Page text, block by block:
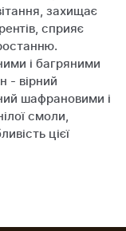
захищає
сприяє
і багряними
- вірний
шафрановими і
смоли,
цієї